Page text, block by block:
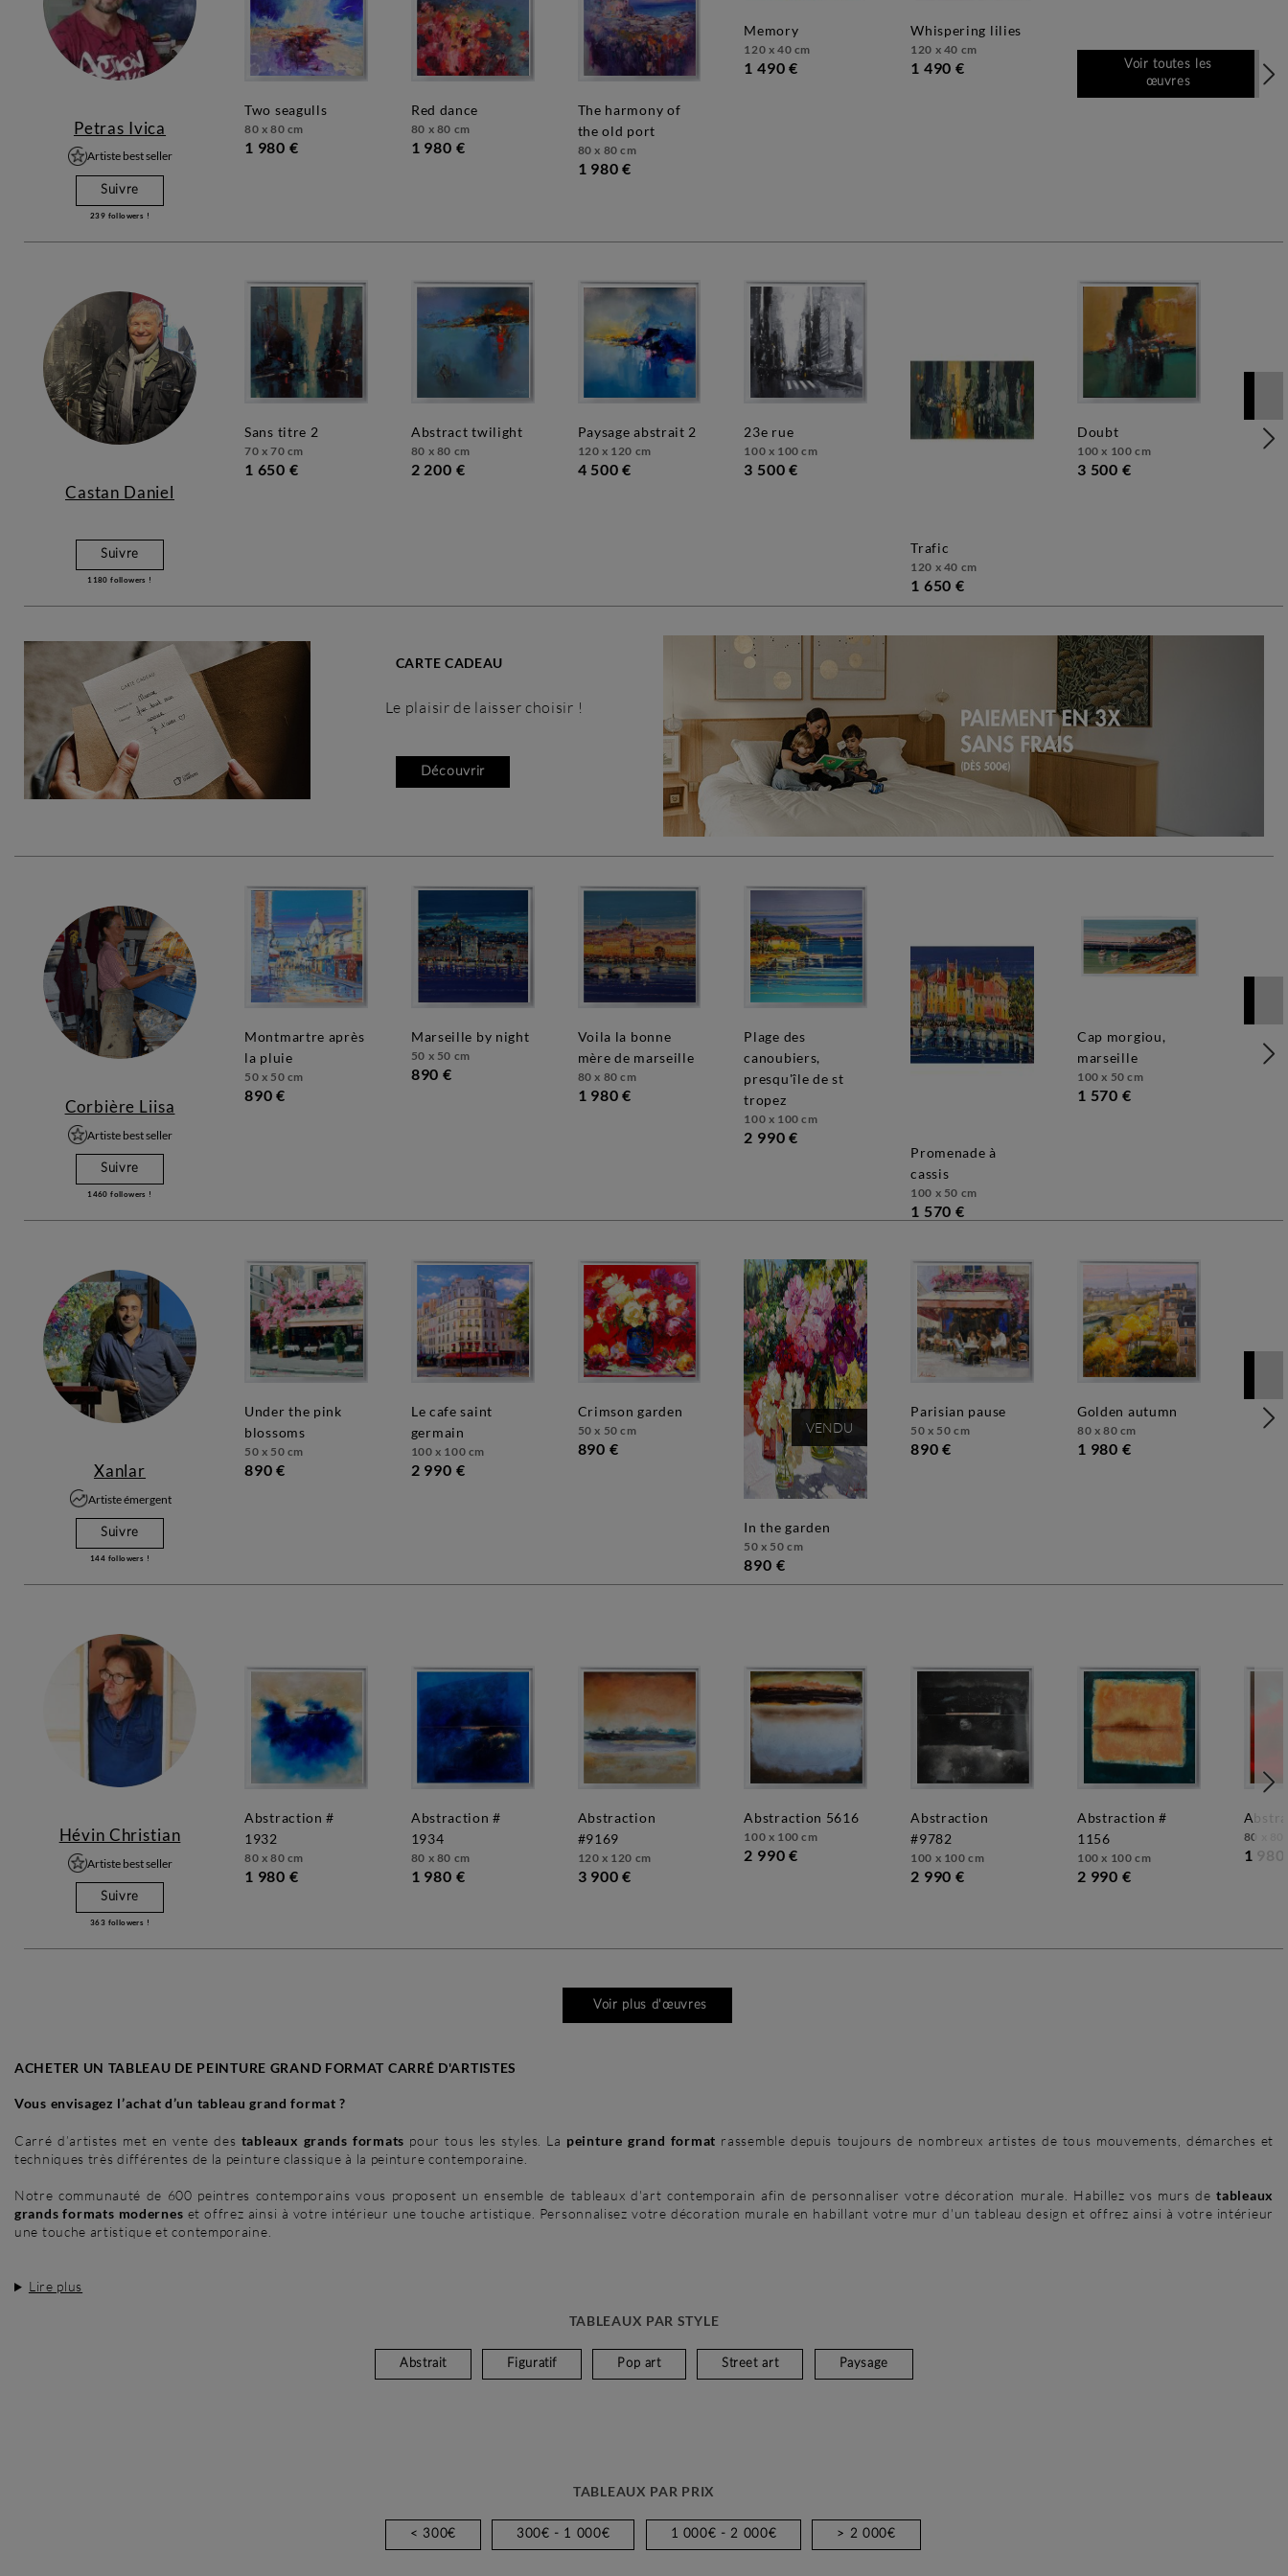
Petras Ivica
Artiste best seller
Suivre
239 followers !
two seagulls
80 x 80 cm
1 980 €
red dance
80 x 80 cm
1 980 €
the harmony of
the old port
80 x 80 cm
1 980 €
memory
120 x 40 cm
1 490 €
whispering lilies
120 x 40 cm
1 490 €
Voir toutes les
œuvres
Castan Daniel
Suivre
1180 followers !
sans titre 2
70 x 70 cm
1 650 €
abstract twilight
80 x 80 cm
2 200 €
paysage abstrait 2
120 x 120 cm
4 500 €
23e rue
100 x 100 cm
3 500 €
trafic
120 x 40 cm
1 650 €
doubt
100 x 100 cm
3 500 €
CARTE CADEAU
Le plaisir de laisser choisir !
Découvrir
Corbière Liisa
Artiste best seller
Suivre
1460 followers !
montmartre après
la pluie
50 x 50 cm
890 €
marseille by night
50 x 50 cm
890 €
voila la bonne
mère de marseille
80 x 80 cm
1 980 €
plage des
canoubiers,
presqu'île de st
tropez
100 x 100 cm
2 990 €
promenade à
cassis
100 x 50 cm
1 570 €
cap morgiou,
marseille
100 x 50 cm
1 570 €
Xanlar
Artiste émergent
Suivre
144 followers !
under the pink
blossoms
50 x 50 cm
890 €
le cafe saint
germain
100 x 100 cm
2 990 €
crimson garden
50 x 50 cm
890 €
VENDU
in the garden
50 x 50 cm
890 €
parisian pause
50 x 50 cm
890 €
golden autumn
80 x 80 cm
1 980 €
Hévin Christian
Artiste best seller
Suivre
363 followers !
abstraction #
1932
80 x 80 cm
1 980 €
abstraction #
1934
80 x 80 cm
1 980 €
abstraction
#9169
120 x 120 cm
3 900 €
abstraction 5616
100 x 100 cm
2 990 €
abstraction
#9782
100 x 100 cm
2 990 €
abstraction #
1156
100 x 100 cm
2 990 €
80 x 80
1 980
Voir plus d'œuvres
ACHETER UN TABLEAU DE PEINTURE GRAND FORMAT CARRÉ D'ARTISTES
Vous envisagez l’achat d’un tableau grand format ?
Carré d’artistes met en vente des tableaux grands formats pour tous les styles. La peinture grand format rassemble depuis toujours de nombreux artistes de tous mouvements, démarches et
techniques très différentes de la peinture classique à la peinture contemporaine.
Notre communauté de 600 peintres contemporains vous proposent un ensemble de tableaux d'art contemporain afin de personnaliser votre décoration murale. Habillez vos murs detableaux
grands formats modernes et offrez ainsi à votre intérieur une touche artistique. Personnalisez votre décoration murale en habillant votre mur d'un tableau design et offrez ainsi à votre intérieur
une touche artistique et contemporaine.
Lire plus
TABLEAUX PAR STYLE
Abstrait Figuratif Pop art Street art Paysage
TABLEAUX PAR PRIX
< 300€ 300€ - 1 000€ 1 000€ - 2 000€ > 2 000€